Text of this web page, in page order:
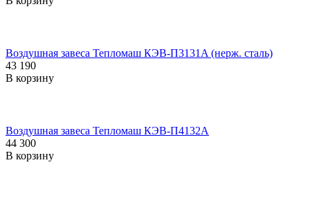
Воздушная завеса Тепломаш КЭВ-П3131A (нерж. сталь)
43 190
В корзину
Воздушная завеса Тепломаш КЭВ-П4132A
44 300
В корзину